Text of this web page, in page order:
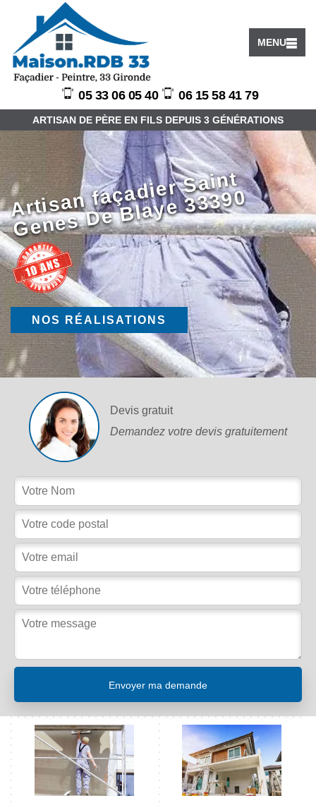
MENU
05 33 06 05 40 06 15 58 41 79
ARTISAN DE PÈRE EN FILS DEPUIS 3 GÉNÉRATIONS
Arti
s
a
n f
a
ç
a
di
er
S
ai
nt
G
e
n
e
s
D
e
Bl
a
y
e
3
3
3
9
0
NOS RÉALISATIONS
Devis gratuit
Demandez votre devis gratuitement